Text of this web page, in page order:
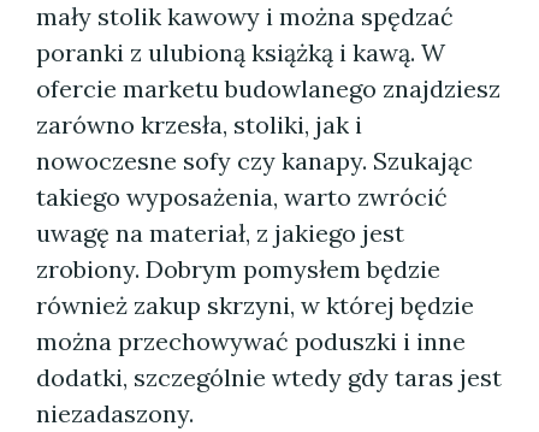
mały stolik kawowy i można spędzać
poranki z ulubioną książką i kawą. W
ofercie marketu budowlanego znajdziesz
zarówno krzesła, stoliki, jak i
nowoczesne sofy czy kanapy. Szukając
takiego wyposażenia, warto zwrócić
uwagę na materiał, z jakiego jest
zrobiony. Dobrym pomysłem będzie
również zakup skrzyni, w której będzie
można przechowywać poduszki i inne
dodatki, szczególnie wtedy gdy taras jest
niezadaszony.